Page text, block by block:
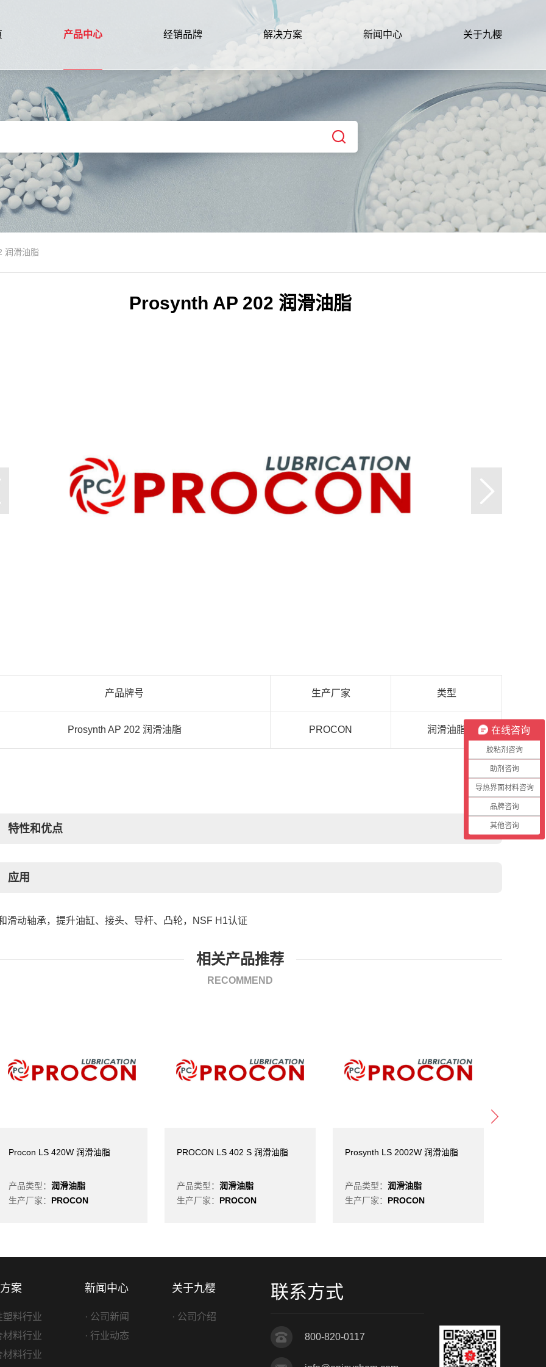
产品中心 经销品牌 解决方案 新闻中心 关于九樱
润滑油脂
Prosynth AP 202 润滑油脂
产品牌号 生产厂家 类型
Prosynth AP 202 润滑油脂 PROCON 润滑油脂
特性和优点
应用
滑动轴承，提升油缸、接头、导杆、凸轮， NSF H1认证
相关产品推荐
RECOMMEND
Procon LS 420W 润滑油脂
产品类型： 润滑油脂
生产厂家： PROCON
PROCON LS 402 S 润滑油脂
产品类型： 润滑油脂
生产厂家： PROCON
Prosynth LS 2002W 润滑油脂
产品类型： 润滑油脂
生产厂家： PROCON
案
塑料行业
材料行业
材料行业
新闻中心
· 公司新闻
· 行业动态
关于九樱
· 公司介绍
联系方式
800-820-0117
在线咨询
胶粘剂咨询
助剂咨询
导热界面材料咨询
品牌咨询
其他咨询